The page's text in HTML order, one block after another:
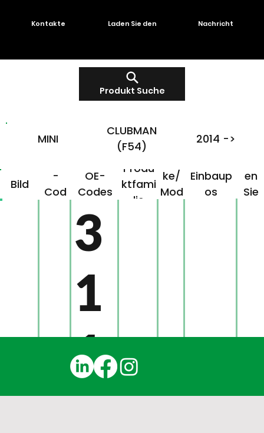
Produkt Suche
Kontakte Laden Sie den Nachricht
Bild
-
Cod
OE-
Codes
Produ
ktfami
lie
ke/
Mod
Einbaup
os
en
Sie
3
1
1
2
MINI
CLUBMAN
(F54)
2014 ->